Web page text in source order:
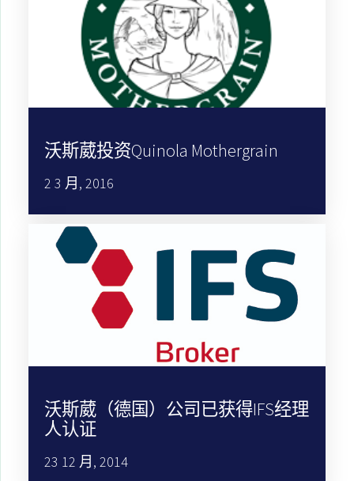
沃斯葳投资Quinola Mothergrain
2 3 月, 2016
沃斯葳（德国）公司已获得IFS经理
人认证
23 12 月, 2014